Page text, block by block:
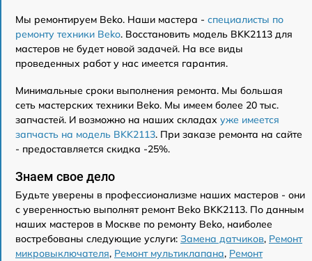
Мы ремонтируем Beko. Наши мастера - специалисты по
ремонту техники Beko. Восстановить модель BKK2113 для
мастеров не будет новой задачей. На все виды
проведенных работ у нас имеется гарантия.
Минимальные сроки выполнения ремонта. Мы большая
сеть мастерских техники Beko. Мы имеем более 20 тыс.
запчастей. И возможно на наших складах уже имеется
запчасть на модель BKK2113. При заказе ремонта на сайте
- предоставляется скидка -25%.
Знаем свое дело
Будьте уверены в профессионализме наших мастеров - они
с уверенностью выполнят ремонт Beko BKK2113. По данным
наших мастеров в Москве по ремонту Beko, наиболее
востребованы следующие услуги: Замена датчиков, Ремонт
микровыключателя, Ремонт мультиклапана, Ремонт